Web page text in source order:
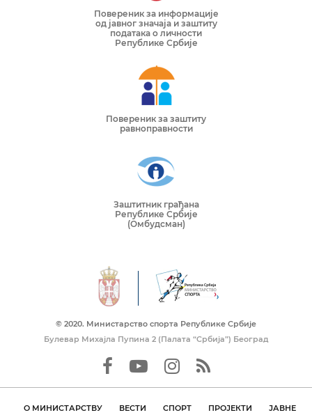
Повереник за информације
од јавног значаја и заштиту
података о личности
Републике Србије
Повереник за заштиту
равноправности
Заштитник грађана
Републике Србије
(Омбудсман)
© 2020. Mинистарство спорта Републике Србије
Булевар Михајла Пупина 2 (Палата “Србија”) Београд
О МИНИСТАРСТВУ ВЕСТИ СПОРТ ПРОЈЕКТИ ЈАВНЕ